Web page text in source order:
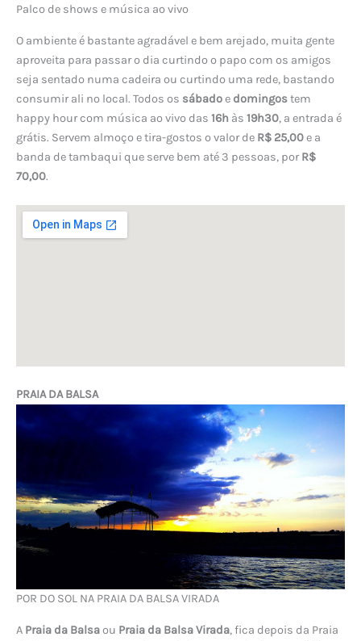
Palco de shows e música ao vivo
O ambiente é bastante agradável e bem arejado, muita gente
aproveita para passar o dia curtindo o papo com os amigos
seja sentado numa cadeira ou curtindo uma rede, bastando
consumir ali no local. Todos os sábadoe domingostem
happy hour com música ao vivo das 16h às 19h30, a entrada é
grátis. Servem almoço e tira-gostos o valor de R$ 25,00e a
banda de tambaqui que serve bem até 3 pessoas, porR$
70,00.
PRAIA DA BALSA
POR DO SOL NA PRAIA DA BALSA VIRADA
A Praia da Balsaou Praia da Balsa Virada, fica depois da Praia